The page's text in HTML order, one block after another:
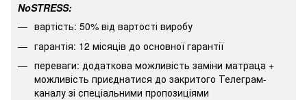
NoSTRESS:
вартість: 50% від вартості виробу
гарантія: 12 місяців до основної гарантії
переваги: додаткова можливість заміни матраца +
можливість приєднатися до закритого Телеграм-
каналу зі спеціальними пропозиціями